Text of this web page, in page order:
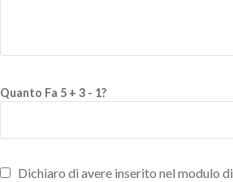
Quanto Fa 5 + 3 - 1?
Dichiaro di avere inserito nel modulo di